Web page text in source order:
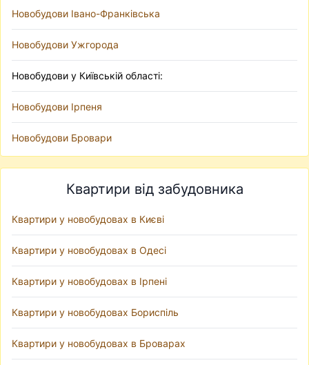
Новобудови Івано-Франківська
Новобудови Ужгорода
Новобудови у Київській області:
Новобудови Ірпеня
Новобудови Бровари
Квартири від забудовника
Квартири у новобудовах в Києві
Квартири у новобудовах в Одесі
Квартири у новобудовах в Ірпені
Квартири у новобудовах Бориспіль
Квартири у новобудовах в Броварах